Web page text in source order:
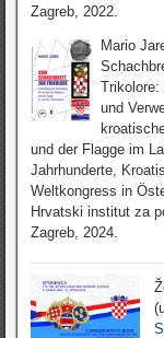
Zagreb, 2022.
Mario
Trikolore:
und
und der Flagge im
Jahrhunderte,
Weltkongress in
Hrvatski institut za
Zagreb, 2024.